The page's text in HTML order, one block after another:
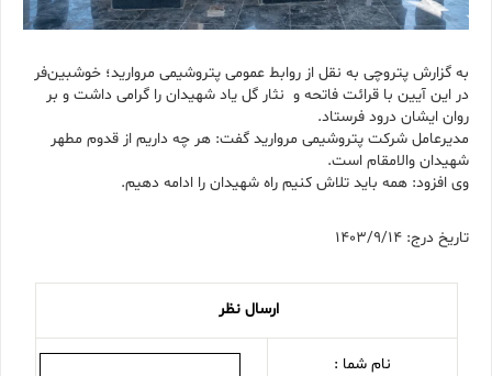
به گزارش پتروچی به نقل از روابط عمومی پتروشیمی مروارید؛ خوشبین‌فر
در این آیین با قرائت فاتحه و نثار گل یاد شهیدان را گرامی داشت و بر
روان ایشان درود فرستاد.
مدیرعامل شرکت پتروشیمی مروارید گفت: هر چه داریم از قدوم مطهر
شهیدان والامقام است.
وی افزود: همه باید تلاش کنیم راه شهیدان را ادامه دهیم.
تاریخ درج: 1403/9/14
ارسال نظر
نام شما :